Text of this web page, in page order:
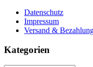
Datenschutz
Impressum
Versand &
Kategorien